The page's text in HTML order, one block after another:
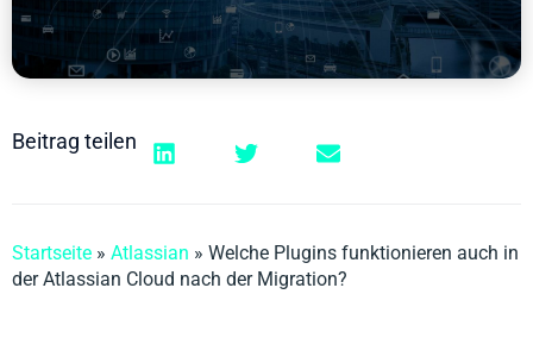
Beitrag teilen
Startseite » Atlassian » Welche Plugins funktionieren auch in
der Atlassian Cloud nach der Migration?